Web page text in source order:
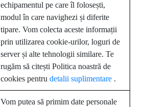
echipamentul pe care îl folosești,
modul în care navighezi și diferite
tipare. Vom colecta aceste informații
prin utilizarea cookie-urilor, loguri de
server și alte tehnologii similare. Te
rugăm să citești Politica noastră de
cookies pentru detalii suplimentare .
Vom putea să primim date personale